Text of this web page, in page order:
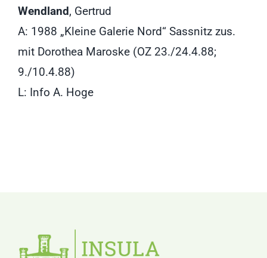
Malerlexikon
RUGIA Shop
Wendland, Gertrud
A: 1988 „Kleine Galerie Nord“ Sassnitz zus.
mit Dorothea Maroske (OZ 23./24.4.88;
9./10.4.88)
L: Info A. Hoge